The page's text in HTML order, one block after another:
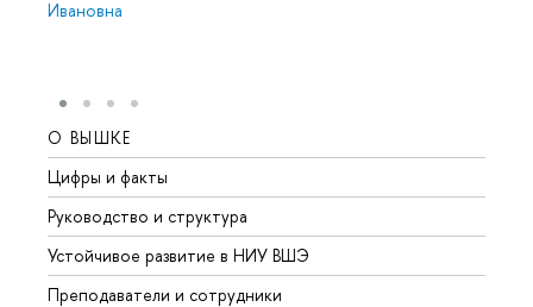
Ивановна
О ВЫШКЕ
Цифры и факты
Руководство и структура
Устойчивое развитие в НИУ ВШЭ
Преподаватели и сотрудники